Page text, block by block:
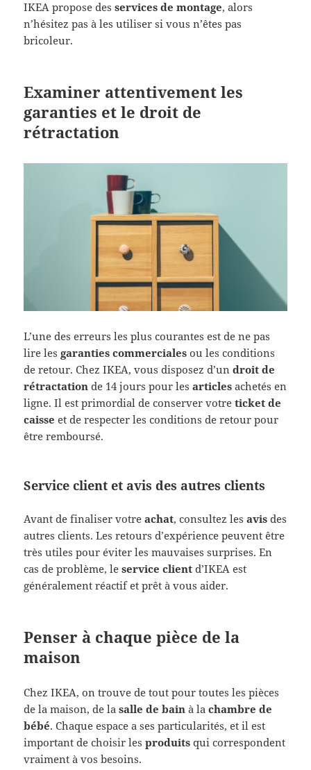
IKEA propose desservices de montage, alors
n’hésitez pas à les utiliser si vous n’êtes pas
bricoleur.
Examiner attentivement les
garanties et le droit de
rétractation
L’une des erreurs les plus courantes est de ne pas
lire lesgaranties commerciales ou les conditions
de retour. Chez IKEA, vous disposez d’undroit de
rétractation de 14 jours pour lesarticles achetés en
ligne. Il est primordial de conserver votreticket de
caisse et de respecter les conditions de retour pour
être remboursé.
Service client et avis des autres clients
Avant de finaliser votreachat, consultez lesavis des
autres clients. Les retours d’expérience peuvent être
très utiles pour éviter les mauvaises surprises. En
cas de problème, leservice client d’IKEA est
généralement réactif et prêt à vous aider.
Penser à chaque pièce de la
maison
Chez IKEA, on trouve de tout pour toutes les pièces
de la maison, de lasalle de bain à lachambre de
bébé. Chaque espace a ses particularités, et il est
important de choisir lesproduits qui correspondent
vraiment à vos besoins.